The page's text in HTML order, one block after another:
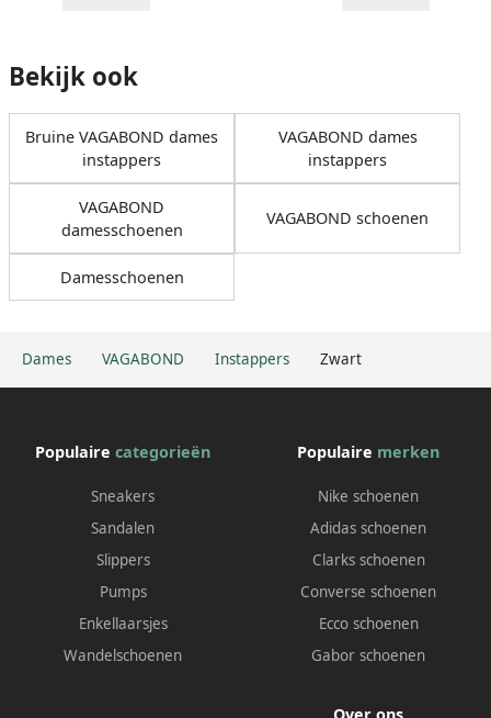
Dames VAGABOND Instappers Zwart
Bekijk ook
Bruine VAGABOND dames
instappers
VAGABOND dames
instappers
VAGABOND
damesschoenen
VAGABOND schoenen
Damesschoenen
Populaire categorieën
Sneakers
Sandalen
Slippers
Pumps
Enkellaarsjes
Wandelschoenen
Populaire merken
Nike schoenen
Adidas schoenen
Clarks schoenen
Converse schoenen
Ecco schoenen
Gabor schoenen
Over ons